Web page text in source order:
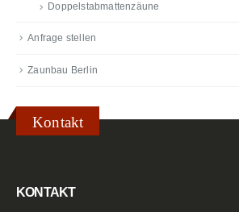
Doppelstabmattenzäune
Anfrage stellen
Zaunbau Berlin
Kontakt
KONTAKT